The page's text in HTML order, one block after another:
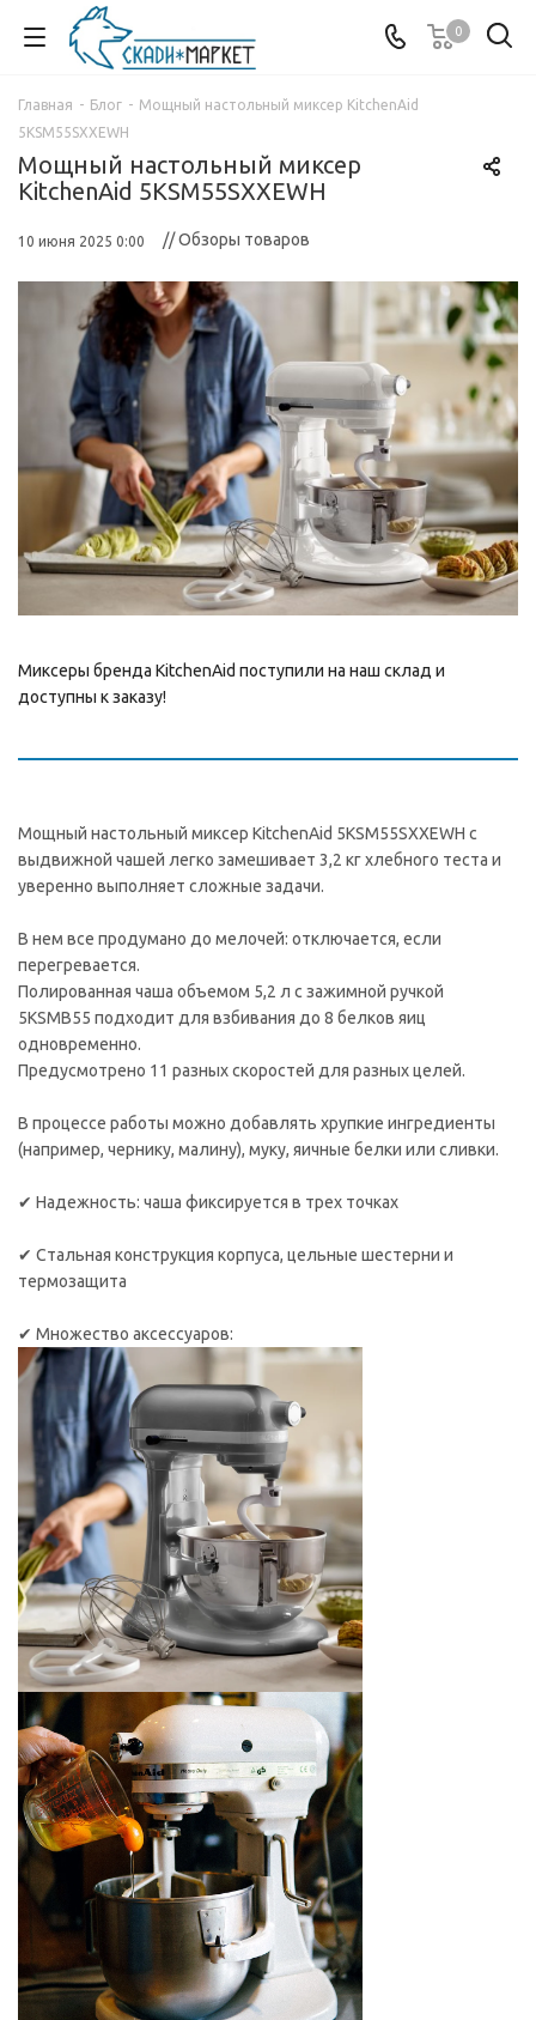
0
Главная - Блог - Мощный настольный миксер KitchenAid
5KSM55SXXEWH
Мощный настольный миксер
KitchenAid 5KSM55SXXEWH
10 июня 2025 0:00 // Обзоры товаров
Миксеры бренда KitchenAid поступили на наш склад и
доступны к заказу!
Мощный настольный миксер KitchenAid 5KSM55SXXEWH с
выдвижной чашей легко замешивает 3,2 кг хлебного теста и
уверенно выполняет сложные задачи.
В нем все продумано до мелочей: отключается, если
перегревается.
Полированная чаша объемом 5,2 л с зажимной ручкой
5KSMB55 подходит для взбивания до 8 белков яиц
одновременно.
Предусмотрено 11 разных скоростей для разных целей.
В процессе работы можно добавлять хрупкие ингредиенты
(например, чернику, малину), муку, яичные белки или сливки.
✔ Надежность: чаша фиксируется в трех точках
✔ Стальная конструкция корпуса, цельные шестерни и
термозащита
✔ Множество аксессуаров: